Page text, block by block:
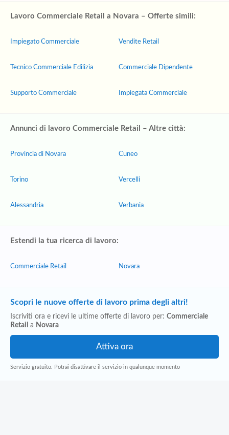
Lavoro Commerciale Retail a Novara – Offerte simili:
Impiegato Commerciale
Tecnico Commerciale Edilizia
Supporto Commerciale
Vendite Retail
Commerciale Dipendente
Impiegata Commerciale
Annunci di lavoro Commerciale Retail – Altre città:
Provincia di Novara
Torino
Alessandria
Cuneo
Vercelli
Verbania
Estendi la tua ricerca di lavoro:
Commerciale Retail Novara
Scopri le nuove offerte di lavoro prima degli altri!
Iscriviti ora e ricevi le ultime offerte di lavoro per: Commerciale
Retail a Novara
Servizio gratuito. Potrai disattivare il servizio in qualunque momento